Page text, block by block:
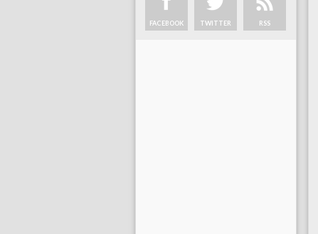
FACEBOOK TWITTER RSS